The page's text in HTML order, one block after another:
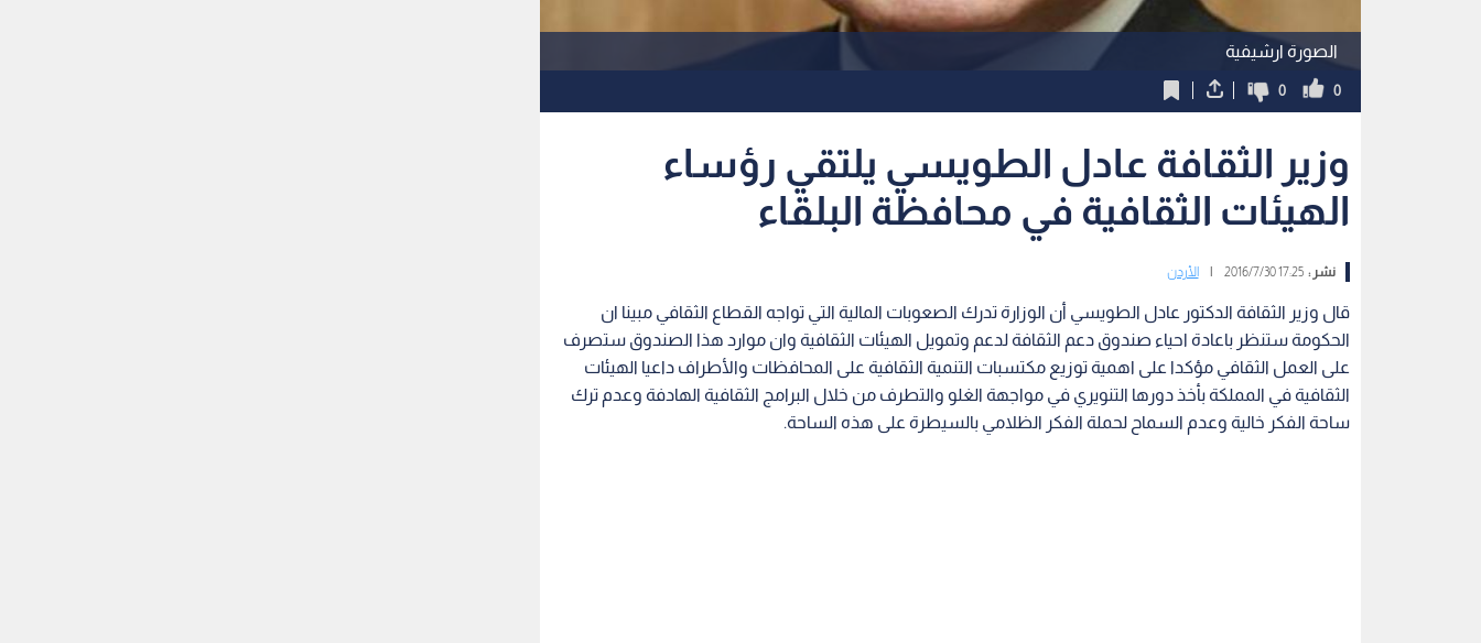
الصورة ارشيفية
0
0
وزير الثقافة عادل الطويسي يلتقي رؤساء
الهيئات الثقافية في محافظة البلقاء
نشر :17:25 2016/7/30 الأردن
قال وزير الثقافة الدكتور عادل الطويسي أن الوزارة تدرك الصعوبات المالية التي تواجه القطاع الثقافي مبينا ان
الحكومة ستنظر باعادة احياء صندوق دعم الثقافة لدعم وتمويل الهيئات الثقافية وان موارد هذا الصندوق ستصرف
على العمل الثقافي مؤكدا على اهمية توزيع مكتسبات التنمية الثقافية على المحافظات والأطراف داعيا الهيئات
الثقافية في المملكة بأخذ دورها التنويري في مواجهة الغلو والتطرف من خلال البرامج الثقافية الهادفة وعدم ترك
ساحة الفكر خالية وعدم السماح لحملة الفكر الظلامي بالسيطرة على هذه الساحة.